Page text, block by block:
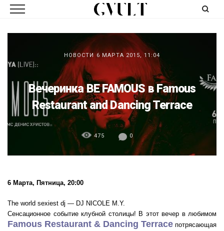
НОВОСТИ 6 МАРТА 2015, 11:04
Вечеринка BE FAMOUS в Famous
Restaurant and Dancing Terrace
475 0
6 Марта, Пятница, 20:00
The world sexiest dj — DJ NICOLE M.Y.
Сенсационное событие клубной столицы! В этот вечер в любимом
Famous Restaurant & Dancing Terrace потрясающая